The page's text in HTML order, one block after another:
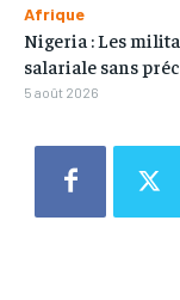
Afrique
Nigeria : Les
salariale sans
5 août 2026